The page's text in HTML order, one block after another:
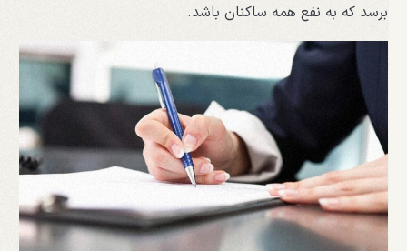
برسد که به نفع همه ساکنان باشد.